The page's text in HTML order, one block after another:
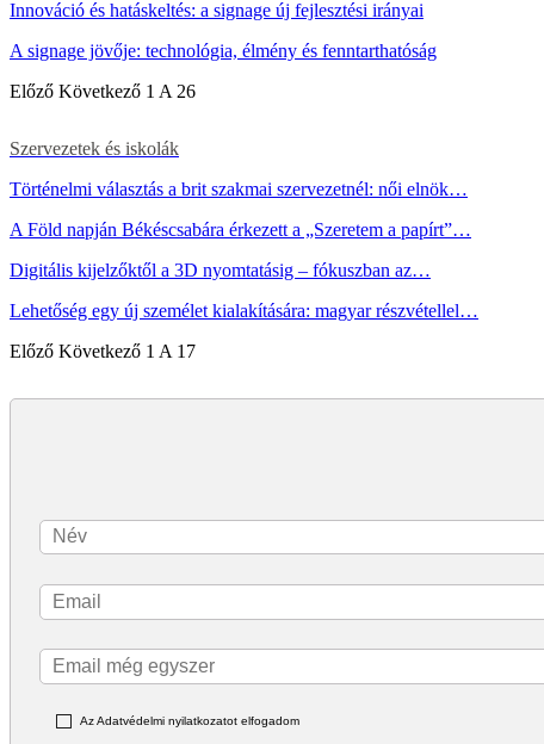
Innováció és hatáskeltés: a signage új fejlesztési irányai
A signage jövője: technológia, élmény és fenntarthatóság
Előző Következő 1 A 26
Szervezetek és iskolák
Történelmi választás a brit szakmai szervezetnél: női elnök…
A Föld napján Békéscsabára érkezett a „Szeretem a papírt”…
Digitális kijelzőktől a 3D nyomtatásig – fókuszban az…
Lehetőség egy új személet kialakítására: magyar részvétellel…
Előző Következő 1 A 17
Az Adatvédelmi nyilatkozatot elfogadom